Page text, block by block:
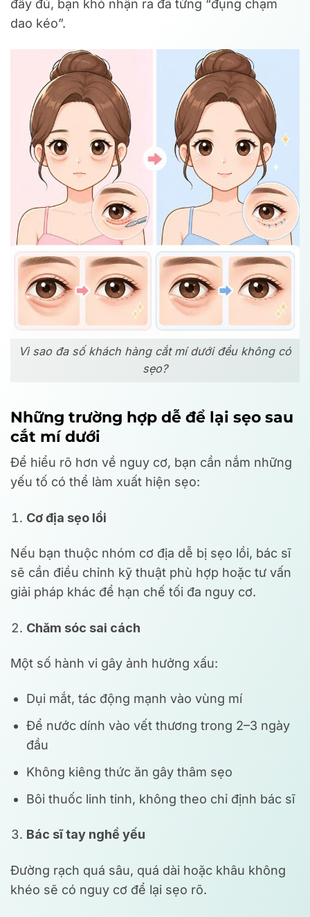
đầy đủ, bạn khó nhận ra đã từng “đụng chạm
dao kéo”.
Vì sao đa số khách hàng cắt mí dưới đều không có
sẹo?
Những trường hợp dễ để lại sẹo sau
cắt mí dưới
Để hiểu rõ hơn về nguy cơ, bạn cần nắm những
yếu tố có thể làm xuất hiện sẹo:
Cơ địa sẹo lồi
Nếu bạn thuộc nhóm cơ địa dễ bị sẹo lồi, bác sĩ
sẽ cần điều chỉnh kỹ thuật phù hợp hoặc tư vấn
giải pháp khác để hạn chế tối đa nguy cơ.
Chăm sóc sai cách
Một số hành vi gây ảnh hưởng xấu:
Dụi mắt, tác động mạnh vào vùng mí
Để nước dính vào vết thương trong 2–3 ngày
đầu
Không kiêng thức ăn gây thâm sẹo
Bôi thuốc linh tinh, không theo chỉ định bác sĩ
Bác sĩ tay nghề yếu
Đường rạch quá sâu, quá dài hoặc khâu không
khéo sẽ có nguy cơ để lại sẹo rõ.